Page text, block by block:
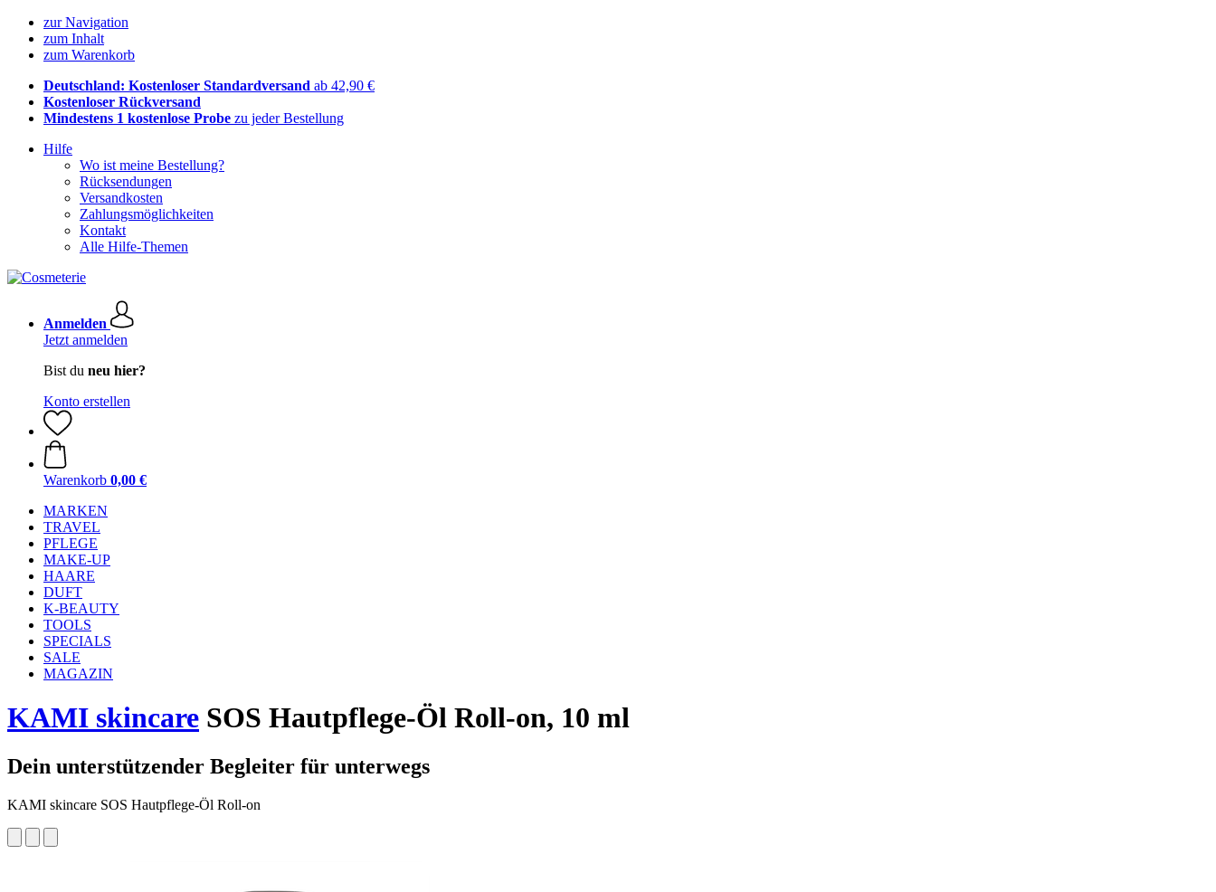
zur Navigation
zum Inhalt
zum Warenkorb
Deutschland: Kostenloser Standardversand ab 42,90 €
Kostenloser Rückversand
Mindestens 1 kostenlose Probe zu jeder Bestellung
Hilfe
Wo ist meine Bestellung?
Rücksendungen
Versandkosten
Zahlungsmöglichkeiten
Kontakt
Alle Hilfe-Themen
Anmelden
Jetzt anmelden
Bist du neu hier?
Konto erstellen
Warenkorb 0,00 €
MARKEN
TRAVEL
PFLEGE
MAKE-UP
HAARE
DUFT
K-BEAUTY
TOOLS
SPECIALS
SALE
MAGAZIN
KAMI skincare SOS Hautpflege-Öl Roll-on, 10 ml
Dein unterstützender Begleiter für unterwegs
KAMI skincare SOS Hautpflege-Öl Roll-on